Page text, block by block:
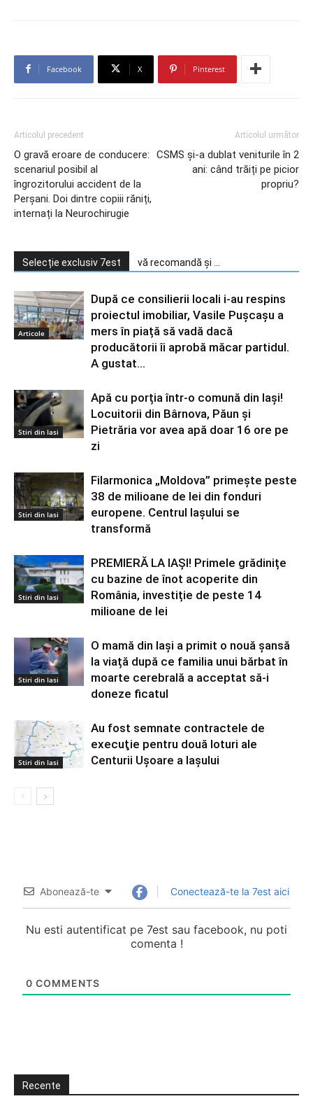
Facebook X Pinterest
Articolul precedent
O gravă eroare de conducere:
scenariul posibil al
îngrozitorului accident de la
Perșani. Doi dintre copiii răniți,
internați la Neurochirugie
Articolul următor
CSMS și-a dublat veniturile în 2
ani: când trăiți pe picior
propriu?
Selecție exclusiv 7est vă recomandă și ...
Articole
După ce consilierii locali i-au respins
proiectul imobiliar, Vasile Pușcașu a
mers în piață să vadă dacă
producătorii îi aprobă măcar partidul.
A gustat...
Stiri din Iasi
Apă cu porția într-o comună din Iași!
Locuitorii din Bârnova, Păun și
Pietrăria vor avea apă doar 16 ore pe
zi
Stiri din Iasi
Filarmonica „Moldova” primește peste
38 de milioane de lei din fonduri
europene. Centrul Iașului se
transformă
Stiri din Iasi
PREMIERĂ LA IAȘI! Primele grădinițe
cu bazine de înot acoperite din
România, investiție de peste 14
milioane de lei
Stiri din Iasi
O mamă din Iași a primit o nouă șansă
la viață după ce familia unui bărbat în
moarte cerebrală a acceptat să-i
doneze ficatul
Stiri din Iasi
Au fost semnate contractele de
execuţie pentru două loturi ale
Centurii Uşoare a Iaşului
Abonează-te Conectează-te la 7est aici
Nu esti autentificat pe 7est sau facebook, nu poti
comenta !
0 COMMENTS
Recente